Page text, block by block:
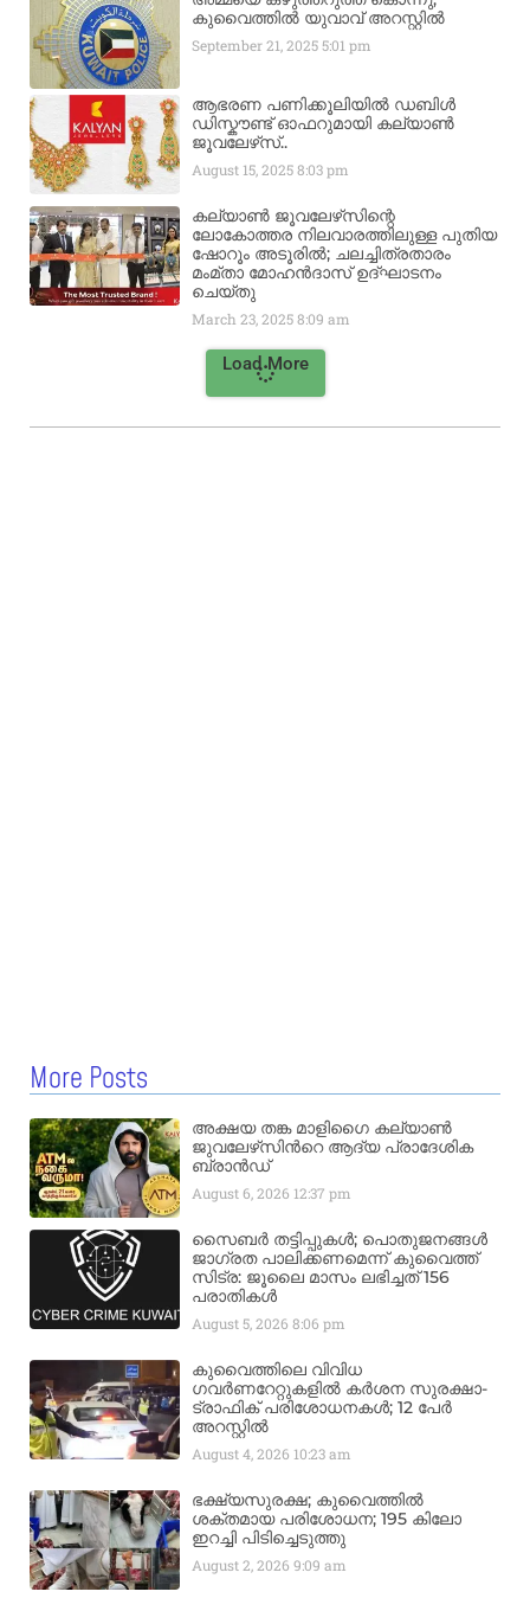
കുവൈത്തിൽ യുവാവ് അറസ്റ്റിൽ
September 21, 20255:01 pm
ആഭരണ പണിക്കൂലിയിൽ ഡബിൾ
ഡിസ്കൗണ്ട് ഓഫറുമായി കല്യാൺ
ജൂവലേഴ്‌സ്..
August 15, 20258:03 pm
കല്യാൺ ജൂവലേഴ്‌സിന്റെ
ലോകോത്തര നിലവാരത്തിലുള്ള പുതിയ
ഷോറൂം അടൂരിൽ; ചലച്ചിത്രതാരം
മംമ്താ മോഹൻദാസ് ഉദ്ഘാടനം
ചെയ്‌തു
March 23, 20258:09 am
Load More
More Posts
അക്ഷയ തങ്ക മാളിഗൈ കല്യാണ്‍
ജുവലേഴ്‌സിന്‍റെ ആദ്യ പ്രാദേശിക
ബ്രാന്‍ഡ്
August 6, 2026 12:37 pm
സൈബർ തട്ടിപ്പുകൾ; പൊതുജനങ്ങൾ
ജാഗ്രത പാലിക്കണമെന്ന് കുവൈത്ത്
സിട്ര: ജൂലൈ മാസം ലഭിച്ചത് 156
പരാതികൾ
August 5, 20268:06 pm
കുവൈത്തിലെ വിവിധ
ഗവർണറേറ്റുകളിൽ കർശന സുരക്ഷാ-
ട്രാഫിക് പരിശോധനകൾ; 12 പേർ
അറസ്റ്റിൽ
August 4, 2026 10:23 am
ഭക്ഷ്യസുരക്ഷ; കുവൈത്തിൽ
ശക്തമായ പരിശോധന; 195 കിലോ
ഇറച്ചി പിടിച്ചെടുത്തു
August 2, 20269:09 am